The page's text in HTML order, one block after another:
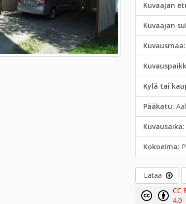
Kuvaajan
Kuvaajan
Kuvausmaa:
Kylä tai
Pääkatu:
Kuvausaika:
Kokoelma:
Lataa
CC
4.0